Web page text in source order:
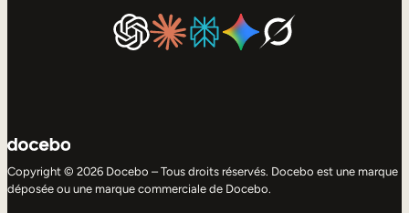
Copyright © 2026 Docebo – Tous droits réservés. Docebo est une marque
déposée ou une marque commerciale de Docebo.